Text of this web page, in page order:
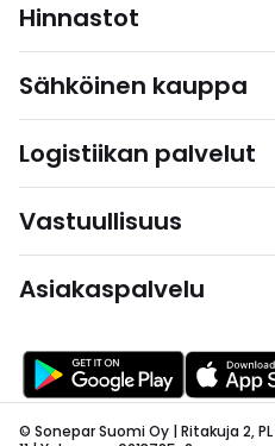
Hinnastot
Sähköinen kauppa
Logistiikan palvelut
Vastuullisuus
Asiakaspalvelu
© Sonepar Suomi Oy | Ritakuja 2, PL